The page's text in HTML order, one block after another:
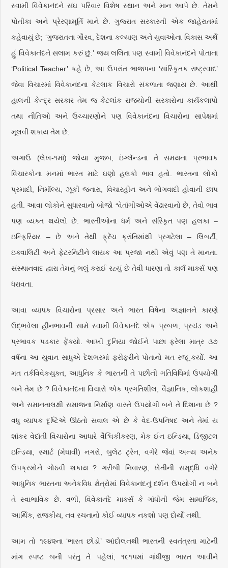
સ્વામી વિવેકાનંદને સંઘ પરિવાર વિશેષ સ્થાન અને માન આપે છે. તેમને
પોતીકા અને પ્રેરણામૂર્તિ માને છે. ગુજરાત સરકારની એક જાહેરાતમાં
કહેવાયું છે; ‘ગુજરાતના ગૌરવ, દેશના કલ્યાણ અને યુવાઓના વિકાસ અર્થે
હું વિવેકાનંદને સલામ કરું છું.’ જય લલિતા પણ સ્વામી વિવેકાનંદને પોતાના
‘Political Teacher’ કહે છે, આ ઉપરાંત ભાજપના ‘સાંસ્કૃિતક રાષ્ટ્રવાદ’
જેવા વિચારમાં વિવેકાનંદના કેટલાક વિચારો સંકળાતા જણાય છે. આથી
હાલની કેન્દ્ર સરકાર તેમ જ કેટલાંક રાજ્યોની સરકારોના કાર્યકલાપો
તથા નીતિઓ અને ઉચ્ચારણોને પણ વિવેકાનંદના વિચારોના સાપેક્ષમાં
મૂલવી શકાય તેમ છે.
અગાઉ (લેખ-૧માં) જોયા મુજબ, ઇંગ્લૅન્ડના તે સમયના પ્રભાવક
વિચારકોના મનમાં ભારત માટે ઘણો હલકો ભાવ હતો. ભારતના લોકો
પ્રમાદી, નિર્માલ્ય, ઝૂકી જનારા, વિચારહીન અને ભોગવાદી હોવાની છાપ
હતી. આવા લોકોને સુધારવાનો બોજો શ્વેતાંગીઓએ વેંઢારવાનો છે, તેવો ભાવ
પણ વ્યક્ત થયેલો છે. ભારતીઓના ધર્મ અને સંસ્કૃિત પણ હલકા –
ઇન્ફિરિયર – છે અને તેથી ફ્રેંચ ક્રાંતિમાંથી પ્રગટેલા – લિબર્ટી,
ઇક્વાલિટી અને ફેટરનિટીને લાયક આ પ્રજા નથી એવું પણ તે માનતા.
સંસ્થાનવાદ દ્વારા તેમનું ભલું કરાઈ રહ્યું છે તેવી ધારણા તો કાર્લ માર્ક્સ પણ
ધરાવતા.
આવા વ્યાપક વિચારોના પ્રસાર અને ભારત વિષેના અજ્ઞાનને કારણે
ઉદ્‌ભવેલા હીનભાવની સામે સ્વામી વિવેકાનંદે એક પ્રબળ, પ્રચંડ અને
પ્રભાવક પડકાર ફેંક્યો. આખી દુનિયા જોઈને પાછા ફરેલા માત્ર ૩૭
વર્ષના આ યુવાન સાધુએ દેશભરમાં ફરીફરીને પોતાનો મત રજૂ કર્યો. આ
મત તર્કવિવેકયુક્ત, આધુનિક કે ભારતની તે પછીની ગતિવિધિમાં ઉપયોગી
બને તેમ છે ? વિવેકાનંદના વિચારો એક પ્રગતિશીલ, વૈજ્ઞાનિક, લોકશાહી
અને સમાનતાલક્ષી સમાજના નિર્માણ વાસ્તે ઉપયોગી બને તે દિશાના છે ?
વધુ વ્યાપક દૃષ્ટિએ ઊઠતો સવાલ એ છે કે વેદ-ઉપનિષદ અને તેમાં ય
શાંકર વેદાંતી વિચારોના આધારે વૈશ્વિકીકરણ, મેક ઈન ઇન્ડિયા, ડિજીટલ
ઇન્ડિયા, સ્માર્ટ (મેઘાવી) નગરો, બુલેટ ટ્રેન, વગેરે જેવાં અન્ય અનેક
ઉપક્રમોને ગોઠવી શકાય ? ગરીબી નિવારણ, ખેતીની સમૃદ્ધિ વગેરે
આધુનિક ભારતના અનેકવિધ ક્ષેત્રોમાં વિવેકાનંદનું દર્શન ઉપયોગી ન બને
તે સ્વાભાવિક છે. વળી, વિવેકાનંદે માર્ક્સ કે ગાંધીની જેમ સામાજિક,
આર્થિક, રાજકીય, નવ રચનાનો કોઈ વ્યાપક નકશો પણ દોર્યો નથી.
આમ તો ૧૯૪૨ના ‘ભારત છોડો’ આંદોલનથી ભારતની સ્વતંત્રતા માટેની
માંગ સ્પષ્ટ બની પરંતુ તે પહેલાં, ૧૯૧૫માં ગાંધીજી ભારત આવીને